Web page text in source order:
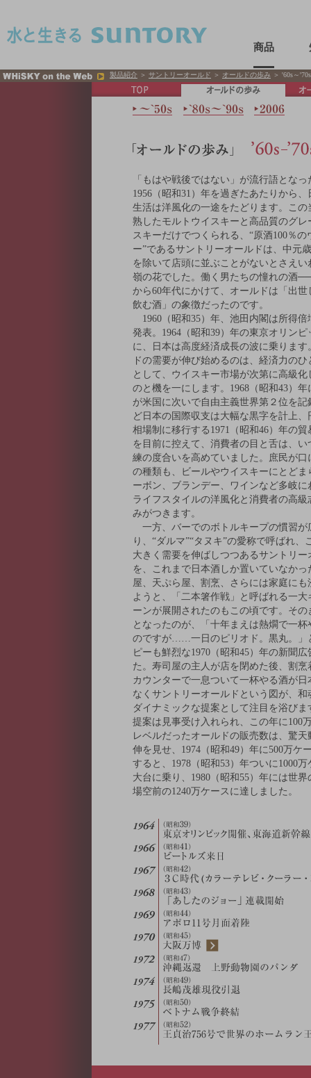
商品
製品紹介 ＞ サントリーオールド ＞ オールドの歩み ＞ '60s～'70s
「もはや戦後ではない」が流行語となっ
1956（昭和31）年を過ぎたあたりから、
生活は洋風化の一途をたどります。この
熟したモルトウイスキーと高品質のグレ
スキーだけでつくられる、“原酒100％の
ー”であるサントリーオールドは、中元
を除いて店頭に並ぶことがないとさえい
嶺の花でした。働く男たちの憧れの酒
から60年代にかけて、オールドは「出世
飲む酒」の象徴だったのです。
1960（昭和35）年、池田内閣は所得倍
発表。1964（昭和39）年の東京オリンピ
に、日本は高度経済成長の波に乗ります
ドの需要が伸び始めるのは、経済力のひ
として、ウイスキー市場が次第に高級化
のと機を一にします。1968（昭和43）年
が米国に次いで自由主義世界第２位を記
ど日本の国際収支は大幅な黒字を計上、
相場制に移行する1971（昭和46）年の貿
を目前に控えて、消費者の目と舌は、い
練の度合いを高めていました。庶民が口
の種類も、ビールやウイスキーにとどま
ーボン、ブランデー、ワインなど多岐に
ライフスタイルの洋風化と消費者の高級
みがつきます。
一方、バーでのボトルキープの慣習が
り、“ダルマ”“タヌキ”の愛称で呼ばれ、
大きく需要を伸ばしつつあるサントリー
を、これまで日本酒しか置いていなかっ
屋、天ぷら屋、割烹、さらには家庭にも
ようと、「二本箸作戦」と呼ばれる一大
ーンが展開されたのもこの頃です。その
となったのが、「十年まえは熱燗で一杯
のですが……一日のピリオド。黒丸。」
ピーも鮮烈な1970（昭和45）年の新聞広
た。寿司屋の主人が店を閉めた後、割烹
カウンターで一息ついて一杯やる酒が日
なくサントリーオールドという図が、和
ダイナミックな提案として注目を浴びま
提案は見事受け入れられ、この年に100
レベルだったオールドの販売数は、驚天
伸を見せ、1974（昭和49）年に500万ケ
すると、1978（昭和53）年ついに1000万
大台に乗り、1980（昭和55）年には世界
場空前の1240万ケースに達しました。